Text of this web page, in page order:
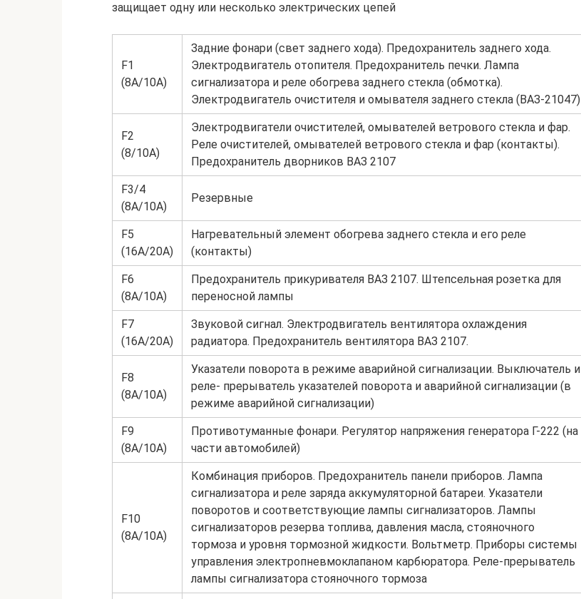
защищает одну или несколько электрических цепей
F1
(8А/10А)
Задние фонари (свет заднего хода). Предохранитель заднего хода.
Электродвигатель отопителя. Предохранитель печки. Лампа
сигнализатора и реле обогрева заднего стекла (обмотка).
Электродвигатель очистителя и омывателя заднего стекла (ВАЗ-21047)
F2
(8/10А)
Электродвигатели очистителей, омывателей ветрового стекла и фар.
Реле очистителей, омывателей ветрового стекла и фар (контакты).
Предохранитель дворников ВАЗ 2107
F3/4
(8А/10А)
Резервные
F5
(16А/20А)
Нагревательный элемент обогрева заднего стекла и его реле
(контакты)
F6
(8А/10А)
Предохранитель прикуривателя ВАЗ 2107. Штепсельная розетка для
переносной лампы
F7
(16А/20А)
Звуковой сигнал. Электродвигатель вентилятора охлаждения
радиатора. Предохранитель вентилятора ВАЗ 2107.
F8
(8А/10А)
Указатели поворота в режиме аварийной сигнализации. Выключатель и
реле- прерыватель указателей поворота и аварийной сигнализации (в
режиме аварийной сигнализации)
F9
(8А/10А)
Противотуманные фонари. Регулятор напряжения генератора Г-222 (на
части автомобилей)
F10
(8А/10А)
Комбинация приборов. Предохранитель панели приборов. Лампа
сигнализатора и реле заряда аккумуляторной батареи. Указатели
поворотов и соответствующие лампы сигнализаторов. Лампы
сигнализаторов резерва топлива, давления масла, стояночного
тормоза и уровня тормозной жидкости. Вольтметр. Приборы системы
управления электропневмоклапаном карбюратора. Реле-прерыватель
лампы сигнализатора стояночного тормоза